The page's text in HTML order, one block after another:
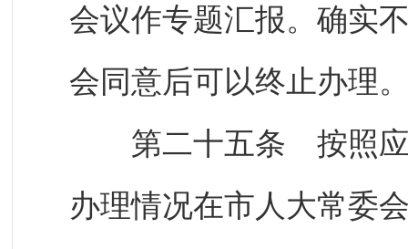
会议作专题汇报。确实
会同意后可以终止办理
第二十五条 按照应
办理情况在市人大常委